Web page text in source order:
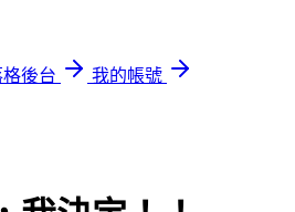
後台
我的帳號